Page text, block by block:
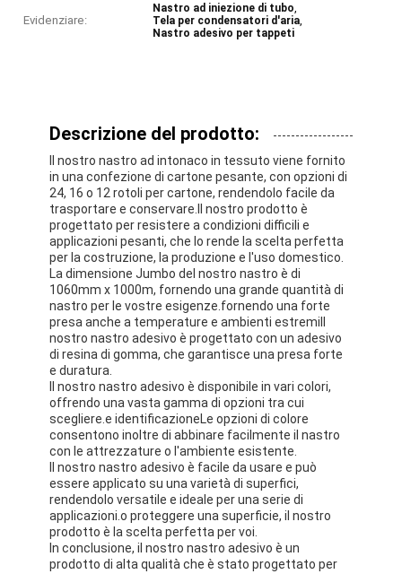
Evidenziare:
Nastro ad iniezione di tubo,
Tela per condensatori d'aria,
Nastro adesivo per tappeti
Descrizione del prodotto:
Il nostro nastro ad intonaco in tessuto viene fornito
in una confezione di cartone pesante, con opzioni di
24, 16 o 12 rotoli per cartone, rendendolo facile da
trasportare e conservare.Il nostro prodotto è
progettato per resistere a condizioni difficili e
applicazioni pesanti, che lo rende la scelta perfetta
per la costruzione, la produzione e l'uso domestico.
La dimensione Jumbo del nostro nastro è di
1060mm x 1000m, fornendo una grande quantità di
nastro per le vostre esigenze.fornendo una forte
presa anche a temperature e ambienti estremiIl
nostro nastro adesivo è progettato con un adesivo
di resina di gomma, che garantisce una presa forte
e duratura.
Il nostro nastro adesivo è disponibile in vari colori,
offrendo una vasta gamma di opzioni tra cui
scegliere.e identificazioneLe opzioni di colore
consentono inoltre di abbinare facilmente il nastro
con le attrezzature o l'ambiente esistente.
Il nostro nastro adesivo è facile da usare e può
essere applicato su una varietà di superfici,
rendendolo versatile e ideale per una serie di
applicazioni.o proteggere una superficie, il nostro
prodotto è la scelta perfetta per voi.
In conclusione, il nostro nastro adesivo è un
prodotto di alta qualità che è stato progettato per